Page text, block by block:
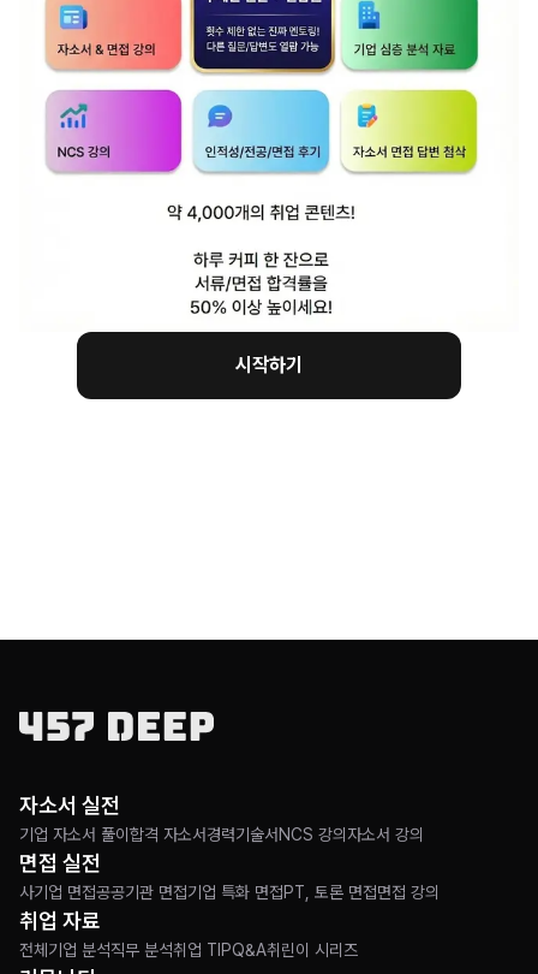
1. 저출산
저출산 소재는 계열사 공통으로 쓰실 수 있는
소재입니다.
인한 인재확보 관련해서 내용을 작성해볼 수 있고,
영업/마케팅 직무는 내수 위축에 따른 해결책을
고민해보셔도 됩니다.
출처:
https://www.joongang.co.kr/article/
시작하기
자소서 실전
기업 자소서 풀이 합격 자소서경력기술서 NCS 강의자소서 강의
면접 실전
사기업 면접공공기관 면접기업 특화 면접PT, 토론 면접면접 강의
취업 자료
전체 기업 분석직무 분석취업 TIPQ&A취린이 시리즈